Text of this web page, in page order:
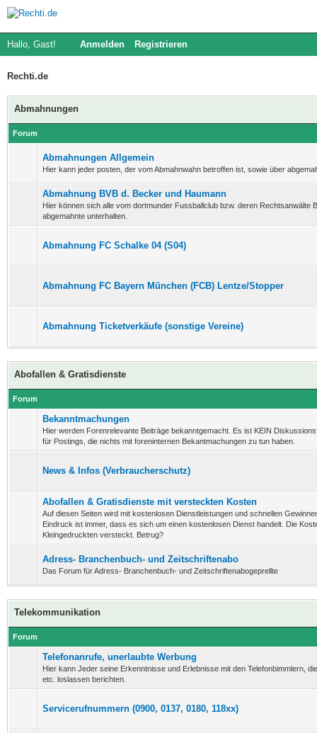
Hallo, Gast! Anmelden Registrieren
Rechti.de
Abmahnungen
Forum
Abmahnungen Allgemein
Hier kann jeder posten, der vom Abmahnwahn betroffen ist, sowie über
Abmahnung BVB d. Becker und Haumann
Hier können sich alle vom dortmunder Fussballclub bzw. deren Rechtsanwälte
abgemahnte unterhalten.
Abmahnung FC Schalke 04 (S04)
Abmahnung FC Bayern München (FCB) Lentze/Stopper
Abmahnung Ticketverkäufe (sonstige Vereine)
Abofallen & Gratisdienste
Forum
Bekanntmachungen
Hier werden Forenrelevante Beiträge bekanntgemacht. Es ist KEIN
für Postings, die nichts mit foreninternen Bekantmachungen zu tun haben.
News & Infos (Verbraucherschutz)
Abofallen & Gratisdienste mit versteckten Kosten
Auf diesen Seiten wird mit kostenlosen Dienstleistungen und schnellen
Eindruck ist immer, dass es sich um einen kostenlosen Dienst handelt. Die
Kleingedruckten versteckt. Betrug?
Adress- Branchenbuch- und Zeitschriftenabo
Das Forum für Adress- Branchenbuch- und Zeitschriftenabogeprellte
Telekommunikation
Forum
Telefonanrufe, unerlaubte Werbung
Hier kann Jeder seine Erkenntnisse und Erlebnisse mit den Telefonbimmlern,
etc. loslassen berichten.
Servicerufnummern (0900, 0137, 0180, 118xx)